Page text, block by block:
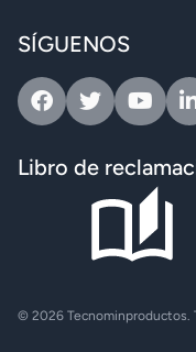
SÍGUENOS
FacebookTwitterYoutube
Libro de
© 2026 Tecnominproductos.